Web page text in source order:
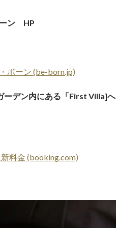
ーン HP
ボーン (be-born.jp)
ーデン内にある「First Villa]へ
料金 (booking.com)